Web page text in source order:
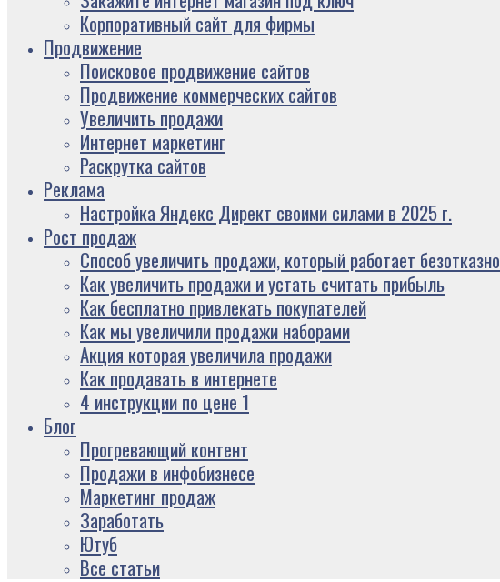
Корпоративный сайт для фирмы
Продвижение
Поисковое продвижение сайтов
Продвижение коммерческих сайтов
Увеличить продажи
Интернет маркетинг
Раскрутка сайтов
Реклама
Настройка Яндекс Директ своими силами в 2025 г.
Рост продаж
Способ увеличить продажи, который работает безотказно
Как увеличить продажи и устать считать прибыль
Как бесплатно привлекать покупателей
Как мы увеличили продажи наборами
Акция которая увеличила продажи
Как продавать в интернете
4 инструкции по цене 1
Блог
Прогревающий контент
Продажи в инфобизнесе
Маркетинг продаж
Заработать
Ютуб
Все статьи